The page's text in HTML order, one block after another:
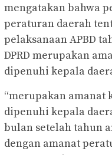
mengatakan bahwa
peraturan daerah
pelaksanaan APBD
DPRD merupakan
dipenuhi kepala
“merupakan amanat
dipenuhi kepala
bulan setelah tahun
dengan amanat